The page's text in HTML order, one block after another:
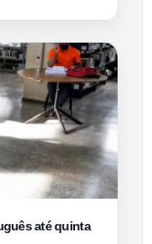
até quinta